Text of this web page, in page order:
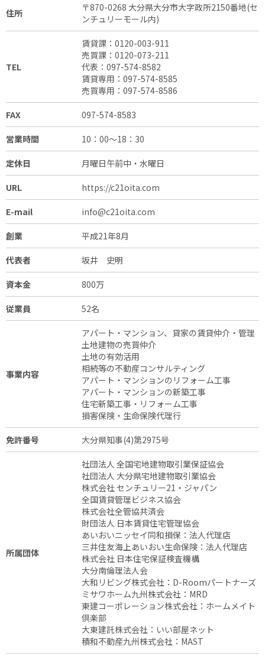
住所
〒870-0268 大分県大分市大字政所2150番地(セ
ンチュリーモール内)
TEL
賃貸課： 0120-003-911
売買課： 0120-073-211
代表： 097-574-8582
賃貸専用： 097-574-8585
売買専用： 097-574-8586
FAX 097-574-8583
営業時間 10：00～18：30
定休日 月曜日午前中・水曜日
URL https://c21oita.com
E-mail info@c21oita.com
創業 平成21年8月
代表者 坂井 史明
資本金 800万
従業員 52名
事業内容
アパート・マンション、貸家の賃貸仲介・管理
土地建物の売買仲介
土地の有効活用
相続等の不動産コンサルティング
アパート・マンションのリフォーム工事
アパート・マンションの新築工事
住宅新築工事・リフォーム工事
損害保険・生命保険代理行
免許番号 大分県知事(4)第2975号
所属団体
社団法人 全国宅地建物取引業保証協会
社団法人 大分県宅地建物取引業協会
株式会社 センチュリー21・ジャパン
全国賃貸管理ビジネス協会
株式会社全管協共済会
財団法人 日本賃貸住宅管理協会
あいおいニッセイ同和損保：法人代理店
三井住友海上あいおい生命保険：法人代理店
株式会社 日本住宅保証検査機構
大分南倫理法人会
大和リビング株式会社：D-Roomパートナーズ
ミサワホーム九州株式会社：MRD
東建コーポレーション株式会社：ホームメイト
倶楽部
大東建託株式会社：いい部屋ネット
積和不動産九州株式会社：MAST